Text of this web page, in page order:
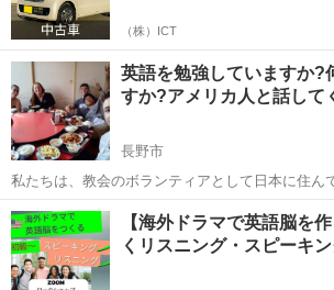
（株）ICT
英語を勉強していますか?
すか?アメリカ人と話して
長野市
私たちは、教会のボランティアとして日本に住ん
まった人々です。私たちはあなたが英会話と発音
るのを喜んでお手伝いします! 私たちの番号に電話するか、私たちにメ
ッセージを送って時間を設定し...
長野 長野市 発音
【海外ドラマで英語脳を
くリスニング・スピーキ